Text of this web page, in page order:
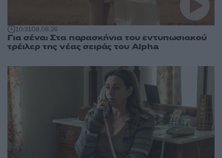
10:3108.08.26
Για σένα: Στα παρασκήνια του εντυπωσιακού
τρέιλερ της νέας σειράς του Alpha